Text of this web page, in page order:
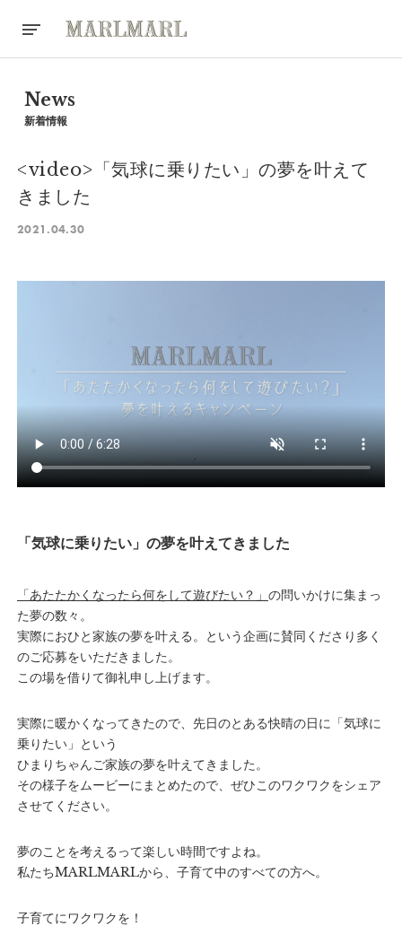
News
新着情報
<video>「気球に乗りたい」の夢を叶えて
きました
2021.04.30
「気球に乗りたい」の夢を叶えてきました
「あたたかくなったら何をして遊びたい？」 の問いかけに集まっ
た夢の数々。
実際におひと家族の夢を叶える。という企画に賛同くださり多く
のご応募をいただきました。
この場を借りて御礼申し上げます。
実際に暖かくなってきたので、先日のとある快晴の日に「気球に
乗りたい」という
ひまりちゃんご家族の夢を叶えてきました。
その様子をムービーにまとめたので、ぜひこのワクワクをシェア
させてください。
夢のことを考えるって楽しい時間ですよね。
私たちMARLMARLから、子育て中のすべての方へ。
子育てにワクワクを！